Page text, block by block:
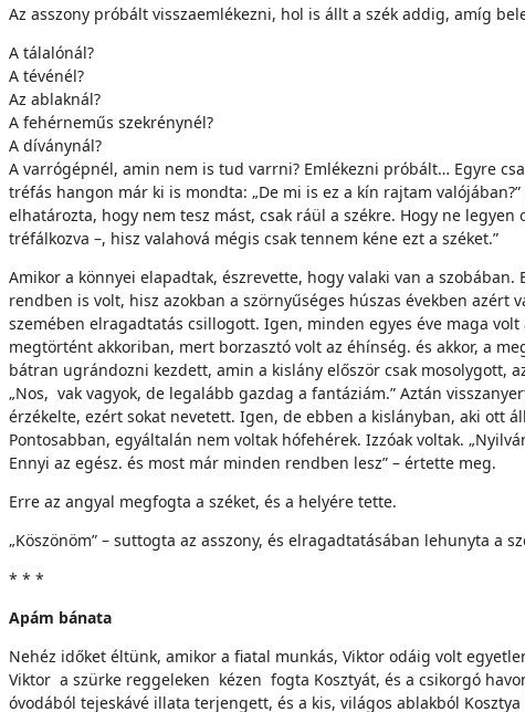
Az asszony próbált visszaemlékezni, hol is állt a szék addig, amíg
A tálalónál?
A tévénél?
Az ablaknál?
A fehérneműs szekrénynél?
A díványnál?
A varrógépnél, amin nem is tud varrni? Emlékezni próbált… Egyre
tréfás hangon már ki is mondta: „De mi is ez a kín rajtam
elhatározta, hogy nem tesz mást, csak ráül a székre. Hogy ne
tréfálkozva –, hisz valahová mégis csak tennem kéne ezt a széket.”
Amikor a könnyei elapadtak, észrevette, hogy valaki van a
rendben is volt, hisz azokban a szörnyűséges húszas években
szemében elragadtatás csillogott. Igen, minden egyes éve maga
megtörtént akkoriban, mert borzasztó volt az éhínség. és akkor, a
bátran ugrándozni kezdett, amin a kislány először csak mosolygott,
„Nos, vak vagyok, de legalább gazdag a fantáziám.” Aztán
érzékelte, ezért sokat nevetett. Igen, de ebben a kislányban, aki ott
Pontosabban, egyáltalán nem voltak hófehérek. Izzóak voltak.
Ennyi az egész. és most már minden rendben lesz” – értette meg.
Erre az angyal megfogta a széket, és a helyére tette.
„Köszönöm” – suttogta az asszony, és elragadtatásában lehunyta a
* * *
Apám bánata
Nehéz időket éltünk, amikor a fiatal munkás, Viktor odáig volt
Viktor a szürke reggeleken kézen fogta Kosztyát, és a csikorgó
óvodából tejeskávé illata terjengett, és a kis, világos ablakból